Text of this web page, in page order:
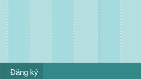
Đăng ký